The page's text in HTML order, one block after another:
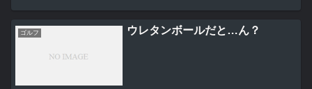
ゴルフ ウレタンボールだと…ん？